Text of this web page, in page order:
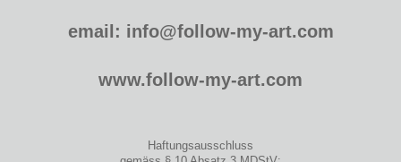
email: info@follow-my-art.com
www.follow-my-art.com
Haftungsausschluss